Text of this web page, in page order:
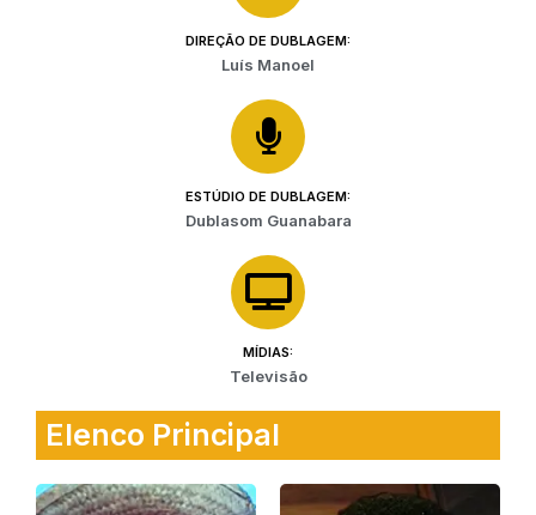
DIREÇÃO DE DUBLAGEM:
Luís Manoel
ESTÚDIO DE DUBLAGEM:
Dublasom Guanabara
MÍDIAS:
Televisão
Elenco Principal